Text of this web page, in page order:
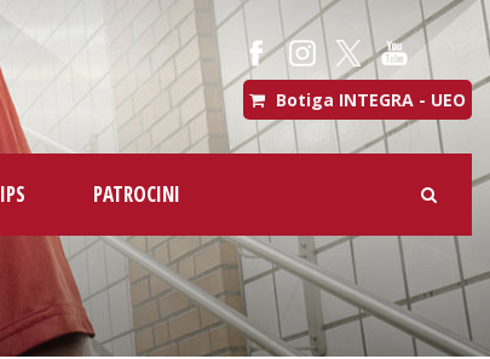
Botiga INTEGRA - UEO
PATROCINI